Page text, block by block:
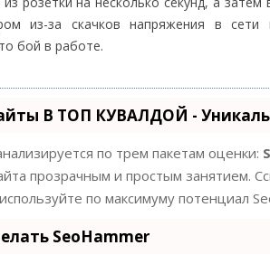
из-за скачков напряжения в сети
бой в работе.
В ТОП КУВАЛДОЙ -
по трем пакетам оценки:
прозрачным и простым занятием.
по максимуму потенциал
SeoHammer